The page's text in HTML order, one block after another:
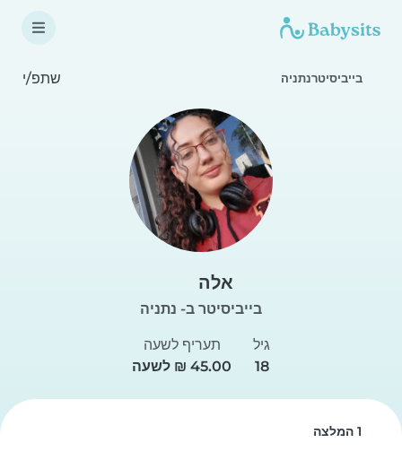
בייביסיטרנתניה שתפ/י
אלה
בייביסיטר ב- נתניה
גיל
18
תעריף לשעה